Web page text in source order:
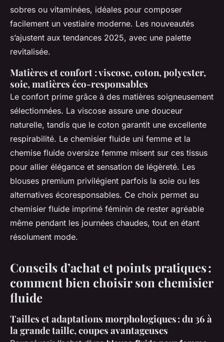
sobres ou vitaminées, idéales pour composer
facilement un vestiaire moderne. Les nouveautés
s’ajustent aux tendances 2025, avec une palette
revitalisée.
Matières et confort : viscose, coton, polyester,
soie, matières éco-responsables
Le confort prime grâce à des matières soigneusement
sélectionnées. La viscose assure une douceur
naturelle, tandis que le coton garantit une excellente
respirabilité. Le chemisier fluide uni femme et la
chemise fluide oversize femme misent sur ces tissus
pour allier élégance et sensation de légèreté. Les
blouses premium privilégient parfois la soie ou les
alternatives écoresponsables. Ce choix permet au
chemisier fluide imprimé féminin de rester agréable
même pendant les journées chaudes, tout en étant
résolument mode.
Conseils d’achat et points pratiques :
comment bien choisir son chemisier
fluide
Tailles et adaptations morphologiques : du 36 à
la grande taille, coupes avantageuses